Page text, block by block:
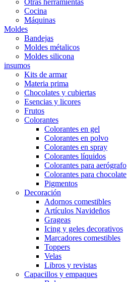
Otras herramientas
Cocina
Máquinas
Moldes
Bandejas
Moldes métalicos
Moldes silicona
insumos
Kits de armar
Materia prima
Chocolates y cubiertas
Esencias y licores
Frutos
Colorantes
Colorantes en gel
Colorantes en polvo
Colorantes en spray
Colorantes líquidos
Colorantes para aerógrafo
Colorantes para chocolate
Pigmentos
Decoración
Adornos comestibles
Artículos Navideños
Grageas
Icing y geles decorativos
Marcadores comestibles
Toppers
Velas
Libros y revistas
Capacillos y empaques